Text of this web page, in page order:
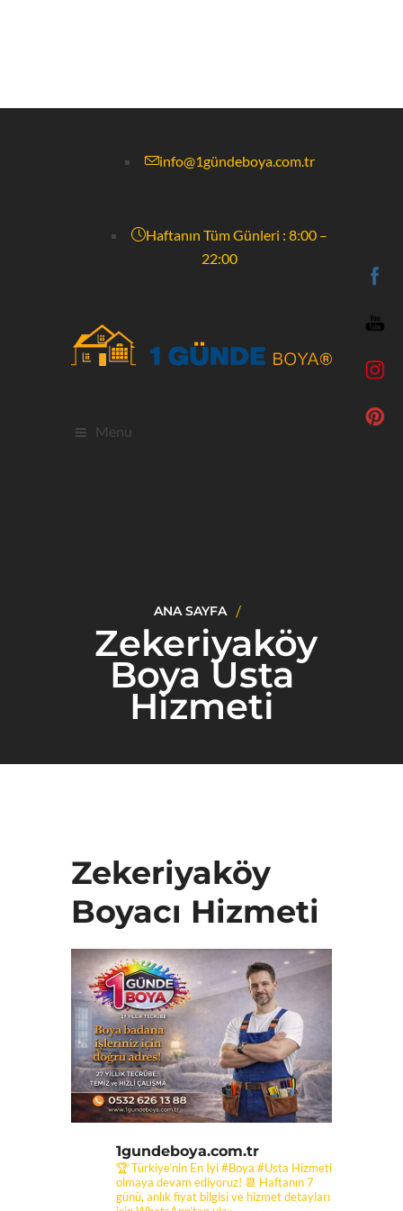
info@1gündeboya.com.tr
Haftanın Tüm Günleri : 8:00 –
22:00
Menu
ANA SAYFA
Zekeriyaköy
Boya Usta
Hizmeti
Zekeriyaköy
Boyacı Hizmeti
1gundeboya.com.tr
🏆 Türkiye’nin En İyi #Boya #Usta Hizmeti
olmaya devam ediyoruz! 📆 Haftanın 7
günü, anlık fiyat bilgisi ve hizmet detayları